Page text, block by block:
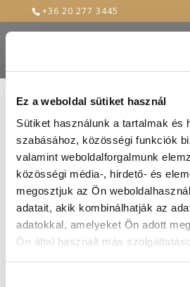
Ez a weboldal sütiket használ
Sütiket használunk a tartalmak és
szabásához, közösségi funkciók
valamint weboldalforgalmunk
közösségi média-, hirdető- és
megosztjuk az Ön
adatait, akik kombinálhatják az
adatokkal, amelyeket Ön adott
Ön által használt más
+36 20 277 3445